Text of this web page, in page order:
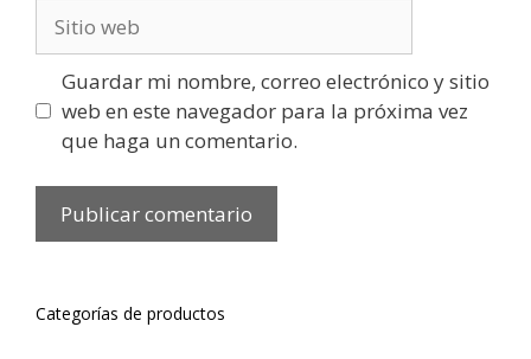
web
Guardar mi nombre, correo electrónico y sitio
web en este navegador para la próxima vez
que haga un comentario.
Categorías de productos